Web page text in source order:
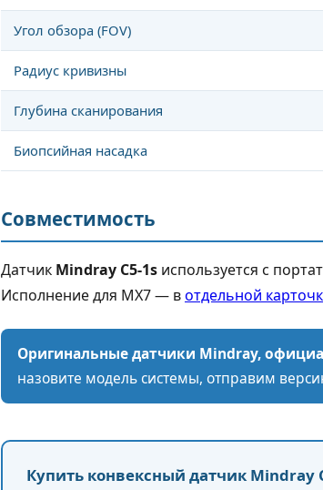
Угол обзора (FOV)
Радиус кривизны
Глубина сканирования
Биопсийная насадка
Совместимость
Датчик Mindray C5-1s используется с
Исполнение для MX7 — вотдельной
Оригинальные датчики Mindray,
назовите модель системы, отправим
Купить конвексный датчик Mindray